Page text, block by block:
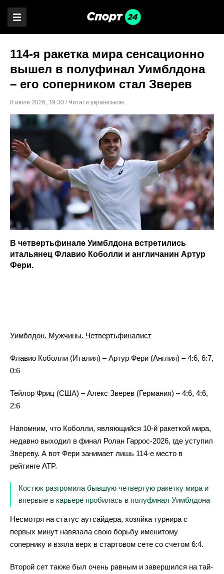
114-я ракетка мира сенсационно
вышел в полуфинал Уимблдона
– его соперником стал Зверев
8 июля 2026, 19:30 / Читати українською
В четвертьфинале Уимблдона встретились
итальянец Флавио Коболли и англичанин Артур
Фери.
Уимблдон. Мужчины. Четвертьфиналист
Флавио Коболли (Италия) – Артур Фери (Англия) – 4:6, 6:7,
0:6
Тейлор Фриц (США) – Алекс Зверев (Германия) – 4:6, 4:6,
2:6
Напомним, что Коболли, являющийся 10-й ракеткой мира,
недавно выходил в финал Ролан Гаррос-2026, где уступил
Звереву. А вот Фери занимает лишь 114-е место в
рейтинге ATP.
Костюк разгромила бывшую четвертую ракетку мира и
впервые в карьере пробилась в полуфинал Уимблдона
Несмотря на статус аутсайдера, хозяйка турнира с
первых минут навязала свою борьбу именитому
сопернику и взяла верх в стартовом сете со счетом 6:4.
Второй сет также был очень равным и завершился на тай-